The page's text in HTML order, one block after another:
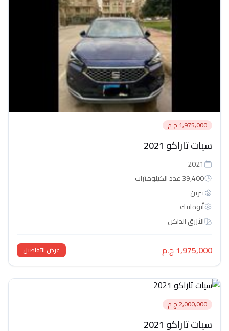
1,975,000 ج.م
سيات تاراكو 2021
2021
39,400 عدد الكيلومترات
بنزين
أتوماتيك‎
الأزرق الداكن
1,975,000 ج.م عرض التفاصيل
2,000,000 ج.م
سيات تاراكو 2021